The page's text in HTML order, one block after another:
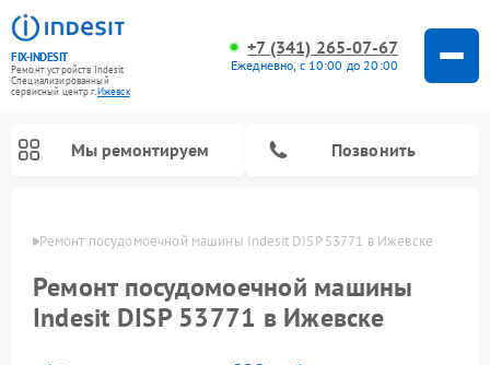
FIX-INDESIT
Ремонт устройств Indesit
Специализированный
cервисный центр г.Ижевск
+7 (341) 265-07-67
Ежедневно, с 10:00 до 20:00
Мы ремонтируем Позвонить
Ремонт посудомоечной машины Indesit DISP 53771 в Ижевске
Ремонт посудомоечной машины
Indesit DISP 53771 в Ижевске